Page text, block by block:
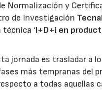
Normalización y
de Investigación
técnica ‘I+D+i en
jornada es trasladar a
más tempranas del
a todas aquellas